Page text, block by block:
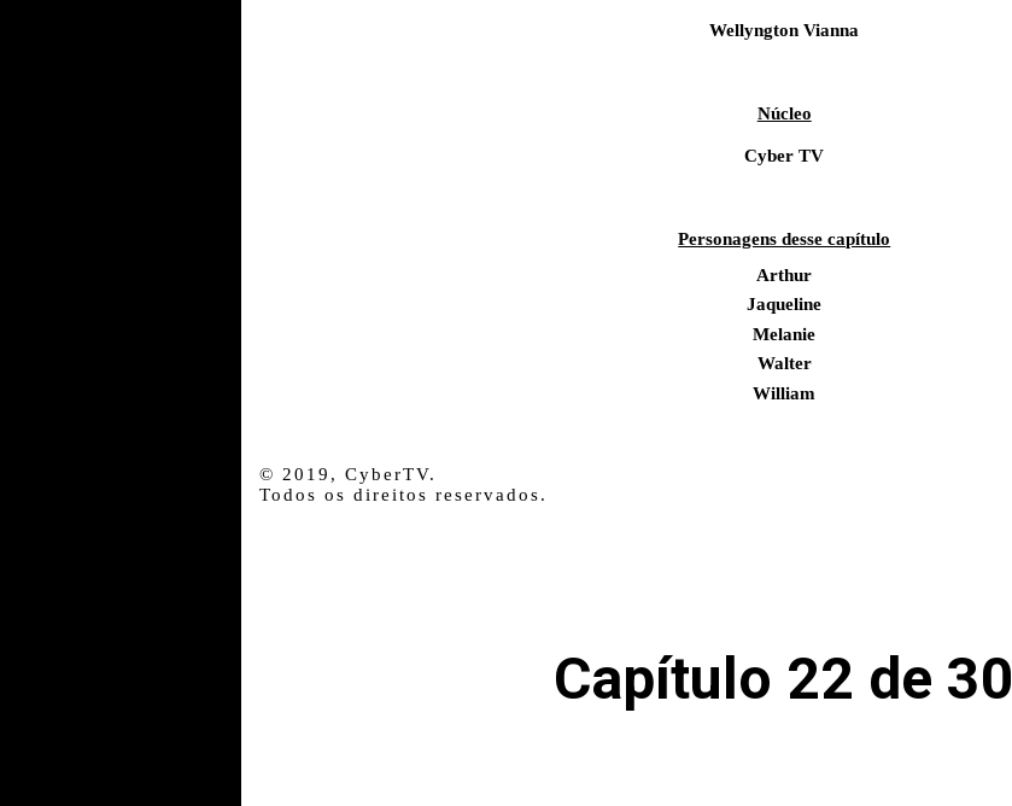
Wellyngton Vianna
Núcleo
Cyber TV
Personagens desse capítulo
Arthur
Jaqueline
Melanie
Walter
William
© 2019, CyberTV.
Todos os direitos reservados.
Capítulo 22 de 30